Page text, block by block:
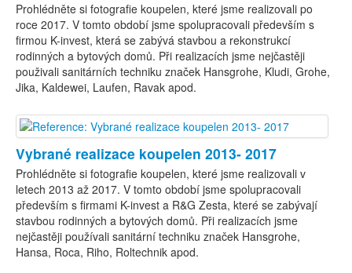
Prohlédněte si fotografie koupelen, které jsme realizovali po
roce 2017. V tomto období jsme spolupracovali především s
firmou K-invest, která se zabývá stavbou a rekonstrukcí
rodinných a bytových domů. Při realizacích jsme nejčastěji
použivali sanitárních techniku značek Hansgrohe, Kludi, Grohe,
Jika, Kaldewei, Laufen, Ravak apod.
Vybrané realizace koupelen 2013- 2017
Prohlédněte si fotografie koupelen, které jsme realizovali v
letech 2013 až 2017. V tomto období jsme spolupracovali
především s firmami K-invest a R&G Zesta, které se zabývají
stavbou rodinných a bytových domů. Při realizacích jsme
nejčastěji používali sanitární techniku značek Hansgrohe,
Hansa, Roca, Riho, Roltechnik apod.